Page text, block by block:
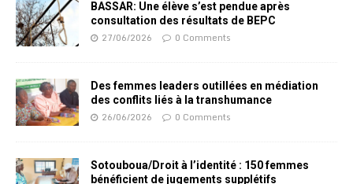
BASSAR: Une élève s’est pendue après
consultation des résultats de BEPC
27/06/2026 0 Comments
Des femmes leaders outillées en médiation
des conflits liés à la transhumance
26/06/2026 0 Comments
Sotouboua/Droit à l’identité : 150 femmes
bénéficient de jugements supplétifs